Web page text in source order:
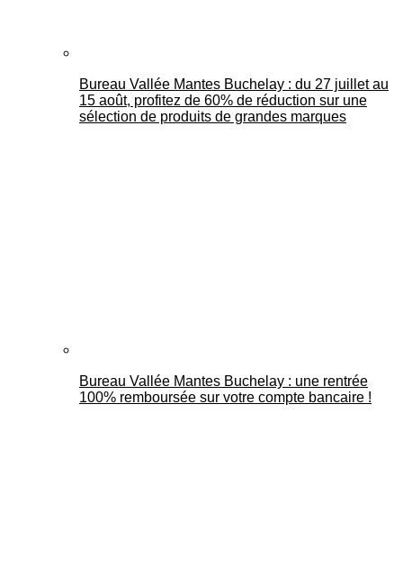
Bureau Vallée Mantes Buchelay : du 27 juillet au
15 août, profitez de 60% de réduction sur une
sélection de produits de grandes marques
Bureau Vallée Mantes Buchelay : une rentrée
100% remboursée sur votre compte bancaire !